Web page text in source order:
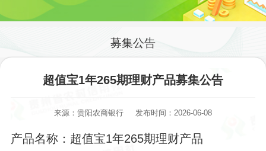
募集公告
超值宝1年265期理财产品募集公告
来源：贵阳农商银行 发布时间：2026-06-08
产品名称： 超值宝1年265期理财产品